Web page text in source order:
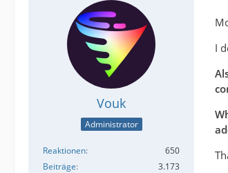
Vouk
Administrator
Reaktionen
650
Beiträge
3.173
I